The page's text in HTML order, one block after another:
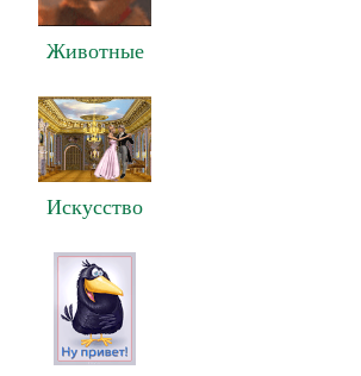
Животные
Искусство